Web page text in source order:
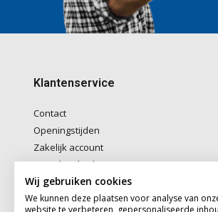
Klantenservice
Contact
Openingstijden
Zakelijk account
Betaalmethoden
Verzenden & Afhalen
Algemene voorwaarden
Wij gebruiken cookies
We kunnen deze plaatsen voor analyse van
website te verbeteren, gepersonaliseerde